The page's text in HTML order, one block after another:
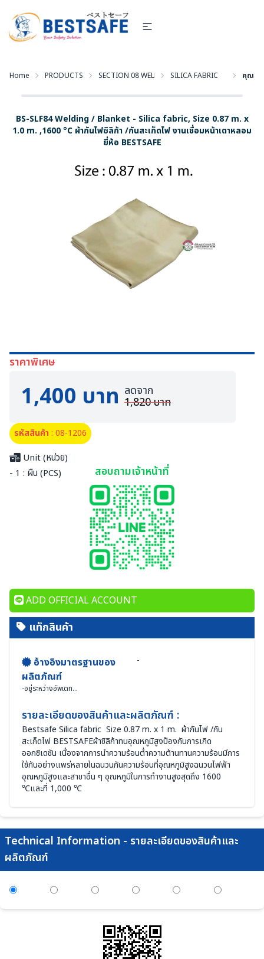
Home PRODUCTS SECTION 08 WELDING BLANKET - ผ้าห่มกันสะเก็ดไฟ
SILICA FABRIC คุณอ
BS-SLF84 Welding / Blanket - Silica fabric, Size 0.87 m. x
1.0 m. ,1600 °C ผ้ากันไฟซิลิก้า /กันสะเก็ดไฟ งานเชื่อมหน้าเตาหลอม
ยี่ห้อ BESTSAFE
ราคาพิเศษ
1,400 บาท ลดจาก
1,820 บาท
รหัสสินค้า : 08-1206
Unit (หน่วย)
- 1 : ผืน (PCS)
สอบถามเจ้าหน้าที่
ADD OFFICIAL ACCOUNT
แท็กสินค้า
อ้างอิงมาตรฐานของ
ผลิตภัณฑ์
-อยู่ระหว่างอัพเดท...
-
รายละเอียดของสินค้าและผลิตภัณฑ์ :
Bestsafe Silica fabric Size 0.87 m. x 1 m. ผ้ากันไฟ /กัน
สะเก็ดไฟ BESTSAFEผ้าซิลิก้าทนอุณหภูมิสูงป้องกันการเกิด
ออกซิเดชัน เนื่องจากการนำความร้อนต่ำความต้านทานความร้อนมีการ
ใช้กันอย่างแพร่หลายในฉนวนกันความร้อนที่อุณหภูมิสูงฉนวนไฟฟ้า
อุณหภูมิสูงและสาขาอื่น ๆ อุณหภูมิในการทำงานสูงสุดถึง 1600
℃และที่ 1,000 ℃
Technical Information - รายละเอียดของสินค้าและ
ผลิตภัณฑ์